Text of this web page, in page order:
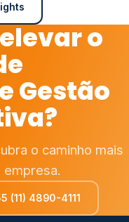
o
Gestão
o caminho mais
empresa.
(11) 4890-4111